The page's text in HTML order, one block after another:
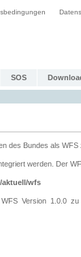
SOS
des Bundes als WFS
werden. Der
aktuell/wfs
Version 1.0.0